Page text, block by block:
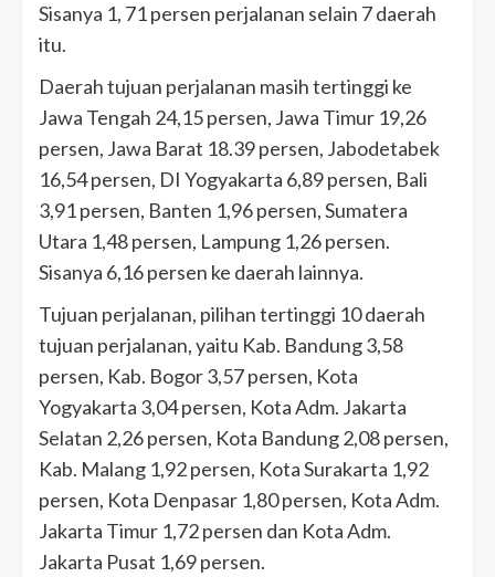
Sisanya 1, 71 persen perjalanan selain 7 daerah
itu.
Daerah tujuan perjalanan masih tertinggi ke
Jawa Tengah 24,15 persen, Jawa Timur 19,26
persen, Jawa Barat 18.39 persen, Jabodetabek
16,54 persen, DI Yogyakarta 6,89 persen, Bali
3,91 persen, Banten 1,96 persen, Sumatera
Utara 1,48 persen, Lampung 1,26 persen.
Sisanya 6,16 persen ke daerah lainnya.
Tujuan perjalanan, pilihan tertinggi 10 daerah
tujuan perjalanan, yaitu Kab. Bandung 3,58
persen, Kab. Bogor 3,57 persen, Kota
Yogyakarta 3,04 persen, Kota Adm. Jakarta
Selatan 2,26 persen, Kota Bandung 2,08 persen,
Kab. Malang 1,92 persen, Kota Surakarta 1,92
persen, Kota Denpasar 1,80 persen, Kota Adm.
Jakarta Timur 1,72 persen dan Kota Adm.
Jakarta Pusat 1,69 persen.